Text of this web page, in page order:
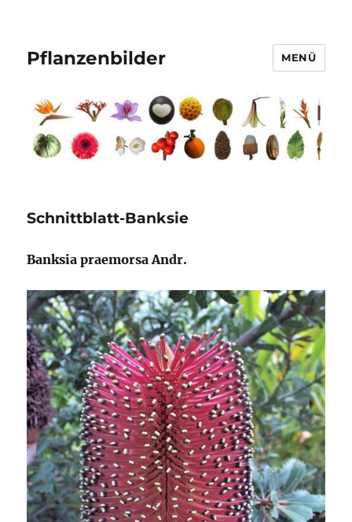
Pflanzenbilder MENÜ
Schnittblatt-Banksie
Banksia praemorsa Andr.